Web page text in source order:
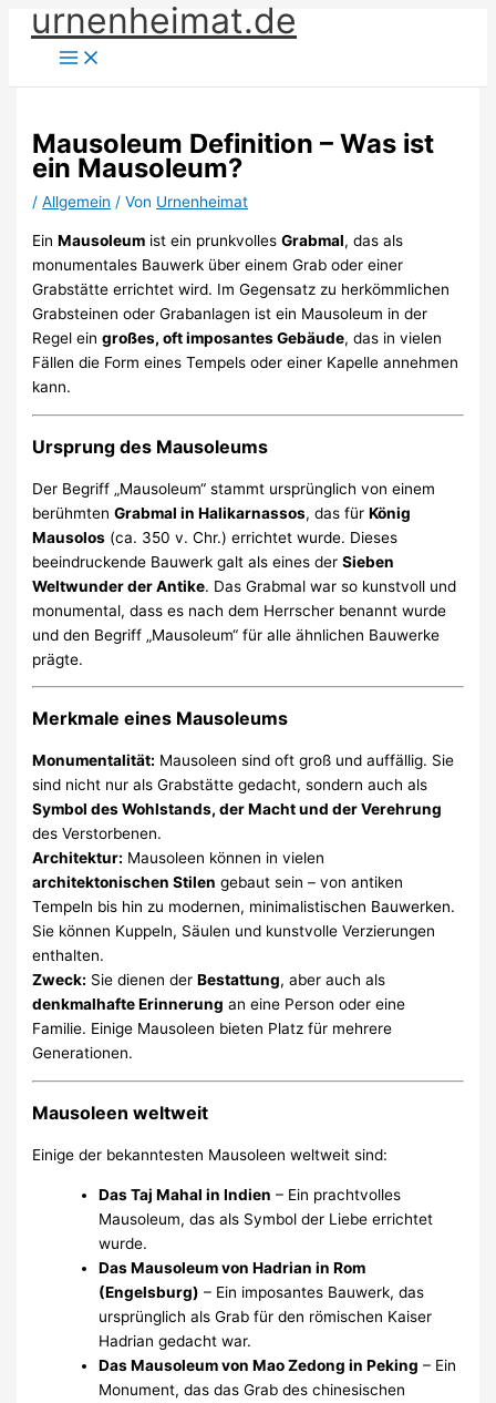
Zum
Inhalt
springen
urnenheimat.de
Mausoleum Definition – Was ist
ein Mausoleum?
/Allgemein / Von Urnenheimat
EinMausoleum ist ein prunkvollesGrabmal, das als
monumentales Bauwerk über einem Grab oder einer
Grabstätte errichtet wird. Im Gegensatz zu herkömmlichen
Grabsteinen oder Grabanlagen ist ein Mausoleum in der
Regel eingroßes, oft imposantes Gebäude, das in vielen
Fällen die Form eines Tempels oder einer Kapelle annehmen
kann.
Ursprung des Mausoleums
Der Begriff „Mausoleum“ stammt ursprünglich von einem
berühmtenGrabmal in Halikarnassos, das fürKönig
Mausolos (ca. 350 v. Chr.) errichtet wurde. Dieses
beeindruckende Bauwerk galt als eines derSieben
Weltwunder der Antike. Das Grabmal war so kunstvoll und
monumental, dass es nach dem Herrscher benannt wurde
und den Begriff „Mausoleum“ für alle ähnlichen Bauwerke
prägte.
Merkmale eines Mausoleums
Monumentalität: Mausoleen sind oft groß und auffällig. Sie
sind nicht nur als Grabstätte gedacht, sondern auch als
Symbol des Wohlstands, der Macht und der Verehrung
des Verstorbenen.
Architektur: Mausoleen können in vielen
architektonischen Stilen gebaut sein – von antiken
Tempeln bis hin zu modernen, minimalistischen Bauwerken.
Sie können Kuppeln, Säulen und kunstvolle Verzierungen
enthalten.
Zweck: Sie dienen derBestattung, aber auch als
denkmalhafte Erinnerung an eine Person oder eine
Familie. Einige Mausoleen bieten Platz für mehrere
Generationen.
Mausoleen weltweit
Einige der bekanntesten Mausoleen weltweit sind:
Das Taj Mahal in Indien – Ein prachtvolles
Mausoleum, das als Symbol der Liebe errichtet
wurde.
Das Mausoleum von Hadrian in Rom
(Engelsburg) – Ein imposantes Bauwerk, das
ursprünglich als Grab für den römischen Kaiser
Hadrian gedacht war.
Das Mausoleum von Mao Zedong in Peking – Ein
Monument, das das Grab des chinesischen